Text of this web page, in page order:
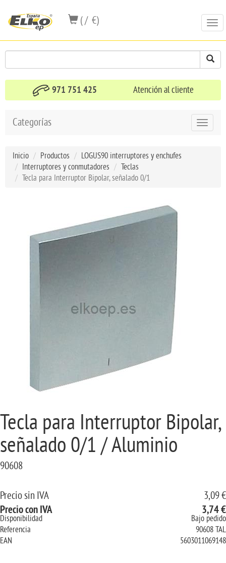
( / €)
971 751 425 Atención al cliente
Toggle
Categorías
Inicio Productos
LOGUS90 interruptores y enchufes
Interruptores y conmutadores
Teclas
Tecla para Interruptor Bipolar, señalado 0/1
Tecla para Interruptor Bipolar,
señalado 0/1 / Aluminio
90608
Precio sin IVA 3,09 €
Precio con IVA 3,74 €
Disponibilidad
Bajo pedido
Referencia
90608 TAL
EAN
5603011069148